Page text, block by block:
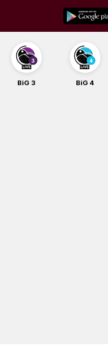
content
BiG 3 BiG 4